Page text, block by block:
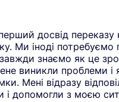
досвід переказу
Ми іноді потребуємо
знаємо як це
виникли проблеми і
Мені відразу
і допомогли з моєю